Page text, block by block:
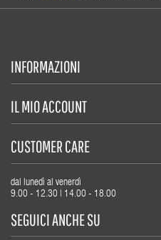
INFORMAZIONI
IL MIO ACCOUNT
CUSTOMER CARE
dal lunedì al venerdì
9.00 - 12.30 | 14.00 - 18.00
SEGUICI ANCHE SU